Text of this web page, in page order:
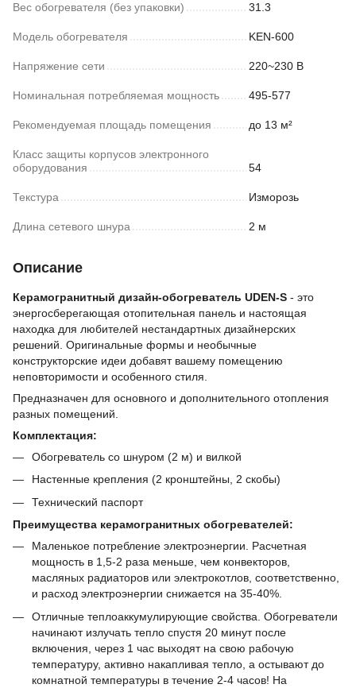
Вес обогревателя (без упаковки) 31.3
Модель обогревателя KEN-600
Напряжение сети 220~230 В
Номинальная потребляемая мощность 495-577
Рекомендуемая площадь помещения до 13 м²
Класс защиты корпусов электронного
оборудования
54
Текстура Изморозь
Длина сетевого шнура 2 м
Описание
Керамогранитный дизайн-обогреватель UDEN-S - это
энергосберегающая отопительная панель и настоящая
находка для любителей нестандартных дизайнерских
решений. Оригинальные формы и необычные
конструкторские идеи добавят вашему помещению
неповторимости и особенного стиля.
Предназначен для основного и дополнительного отопления
разных помещений.
Комплектация:
Обогреватель со шнуром (2 м) и вилкой
Настенные крепления (2 кронштейны, 2 скобы)
Технический паспорт
Преимущества керамогранитных обогревателей:
Маленькое потребление электроэнергии. Расчетная
мощность в 1,5-2 раза меньше, чем конвекторов,
масляных радиаторов или электрокотлов, соответственно,
и расход электроэнергии снижается на 35-40%.
Отличные теплоаккумулирующие свойства. Обогреватели
начинают излучать тепло спустя 20 минут после
включения, через 1 час выходят на свою рабочую
температуру, активно накапливая тепло, а остывают до
комнатной температуры в течение 2-4 часов! На